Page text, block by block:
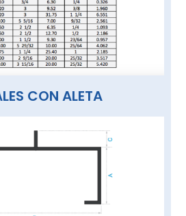
CON ALETA